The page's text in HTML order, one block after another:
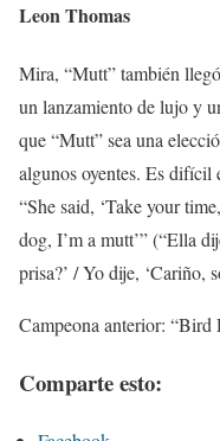
Leon Thomas
Mira, “Mutt” también
un lanzamiento de lujo y
que “Mutt” sea una
algunos oyentes. Es difícil
“She said, ‘Take your
dog, I’m a mutt’” (“Ella
prisa?’ / Yo dije, ‘Cariño,
Campeona anterior:
Comparte esto: